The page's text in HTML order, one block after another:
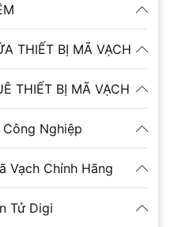
THIẾT BỊ MÃ VẠCH
THIẾT BỊ MÃ VẠCH
Nghiệp
Vạch Chính Hãng
Tử Digi